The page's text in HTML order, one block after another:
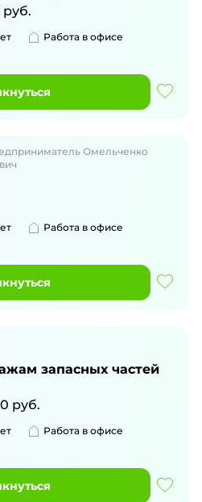
руб.
Работа в офисе
Омельченко
Работа в офисе
запасных частей
руб.
Работа в офисе